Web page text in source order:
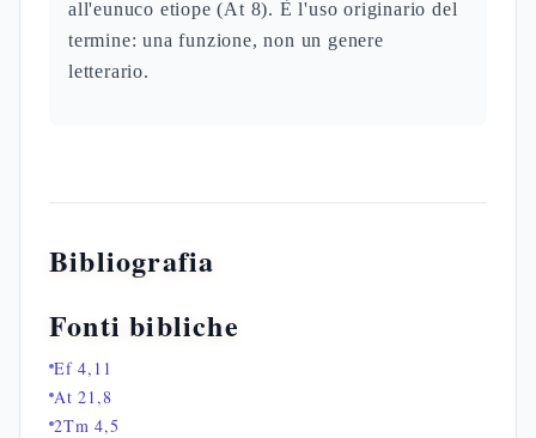
all'eunuco etiope (At 8). È l'uso originario del
termine: una funzione, non un genere
letterario.
Bibliografia
Fonti bibliche
Ef 4,11
At 21,8
2Tm 4,5